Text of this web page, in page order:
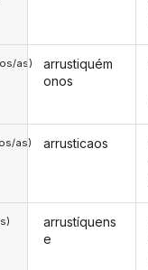
as)
as)
arrustiquém
onos
arrusticaos
arrustíquens
e